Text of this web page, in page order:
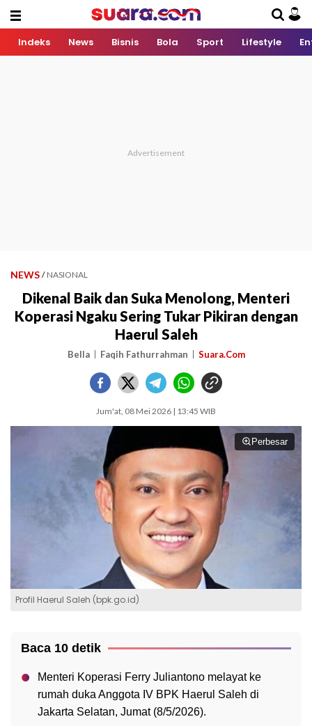
Indeks News Bisnis Bola Sport Lifestyle
NEWS / NASIONAL
Dikenal Baik dan Suka Menolong, Menteri
Koperasi Ngaku Sering Tukar Pikiran dengan
Haerul Saleh
Bella Faqih Fathurrahman Suara.Com
Jum'at, 08 Mei 2026 | 13:45 WIB
Perbesar
Profil Haerul Saleh (bpk.go.id)
Baca 10 detik
Menteri Koperasi Ferry Juliantono melayat ke
rumah duka Anggota IV BPK Haerul Saleh di
Jakarta Selatan, Jumat (8/5/2026).